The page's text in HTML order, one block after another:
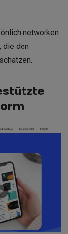
networken
die den